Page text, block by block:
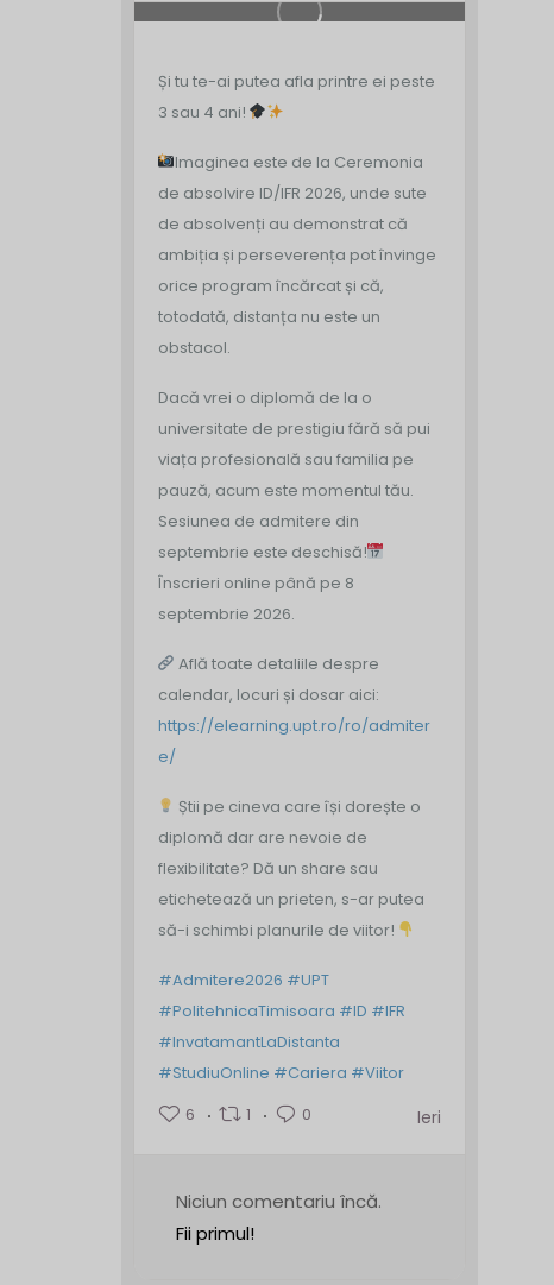
Și tu te-ai putea afla printre ei peste
3 sau 4 ani!
Imaginea este de la Ceremonia
de absolvire ID/IFR 2026, unde sute
de absolvenți au demonstrat că
ambiția și perseverența pot învinge
orice program încărcat și că,
totodată, distanța nu este un
obstacol.
Dacă vrei o diplomă de la o
universitate de prestigiu fără să pui
viața profesională sau familia pe
pauză, acum este momentul tău.
Sesiunea de admitere din
septembrie este deschisă!
Înscrieri online până pe 8
septembrie 2026.
Află toate detaliile despre
calendar, locuri și dosar aici:
https://elearning.upt.ro/ro/admiter
e/
Știi pe cineva care își dorește o
diplomă dar are nevoie de
flexibilitate? Dă un share sau
etichetează un prieten, s-ar putea
să-i schimbi planurile de viitor!
#Admitere2026 #UPT
#PolitehnicaTimisoara #ID #IFR
#InvatamantLaDistanta
#StudiuOnline #Cariera #Viitor
6
1 0 Ieri
Niciun comentariu încă.
Fii primul!